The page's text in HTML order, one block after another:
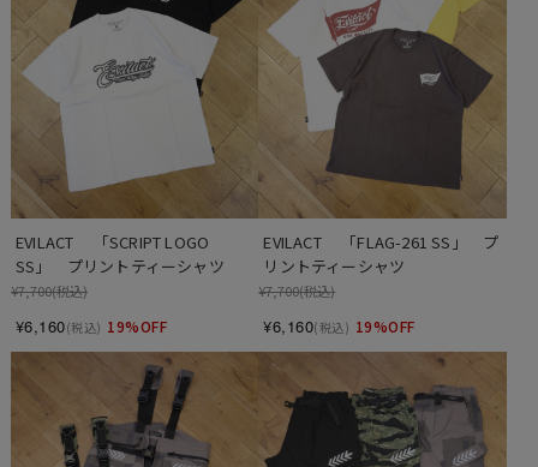
EVILACT 　「SCRIPT LOGO
SS」　プリントティーシャツ
¥7,700(税込)
¥6,160(税込) 19%OFF
EVILACT 　「FLAG-261 SS」　プ
リントティーシャツ
¥7,700(税込)
¥6,160(税込) 19%OFF